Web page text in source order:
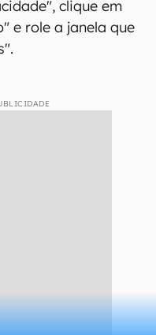
clique em
e role a janela que